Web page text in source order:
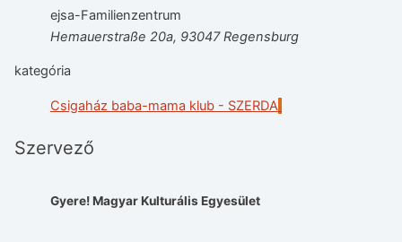
ejsa-Familienzentrum
Hemauerstraße 20a, 93047 Regensburg
kategória
Csigaház baba-mama klub - SZERDA
Szervező
Gyere! Magyar Kulturális Egyesület